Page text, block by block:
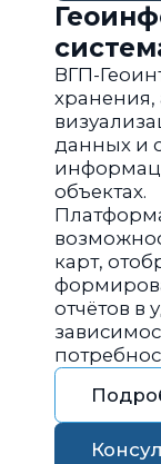
ВГП-
хранения,
данных и
объектах.
карт,
отчётов в